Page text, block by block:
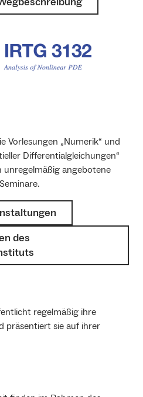
Vorlesungen „Numerik“ und
Differentialgleichungen“
angebotene
des
regelmäßig ihre
präsentiert sie auf ihrer